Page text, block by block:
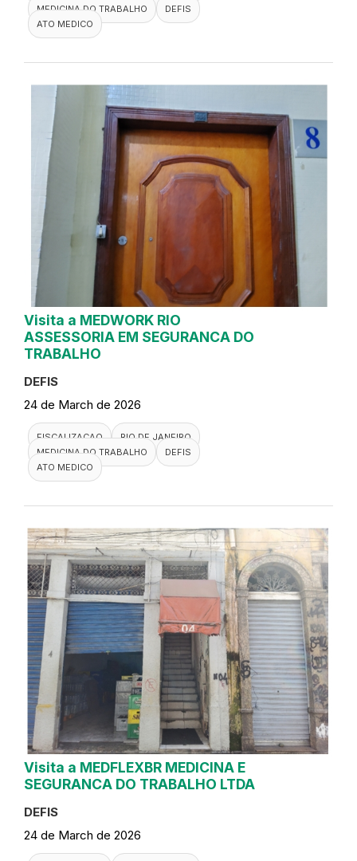
MEDICINA DO TRABALHO
DEFIS
ATO MEDICO
Visita a MEDWORK RIO
ASSESSORIA EM SEGURANCA DO
TRABALHO
DEFIS
24 de March de 2026
FISCALIZACAO
RIO DE JANEIRO
MEDICINA DO TRABALHO
DEFIS
ATO MEDICO
Visita a MEDFLEXBR MEDICINA E
SEGURANCA DO TRABALHO LTDA
DEFIS
24 de March de 2026